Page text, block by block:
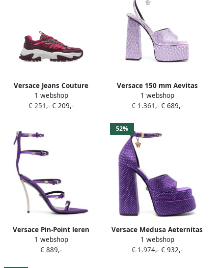
Versace Jeans Couture
Sneakers met bloemenprint
Paars
1 webshop
€ 251,- € 209,-
Versace 150 mm Aevitas
sandalen met plateauzool
Paars
1 webshop
€ 1.361,- € 689,-
Versace Pin-Point leren
sandalen Paars
1 webshop
€ 889,-
52%
Versace Medusa Aeternitas
sandalen met plateauzool
Paars
1 webshop
€ 1.974,- € 932,-